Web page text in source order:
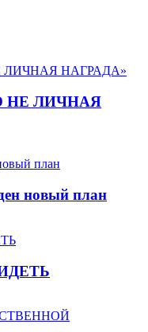
НЕ ЛИЧНАЯ
новый план